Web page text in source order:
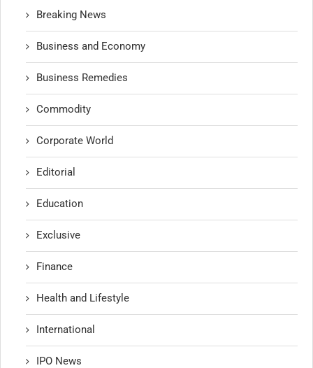
Breaking News
Business and Economy
Business Remedies
Commodity
Corporate World
Editorial
Education
Exclusive
Finance
Health and Lifestyle
International
IPO News